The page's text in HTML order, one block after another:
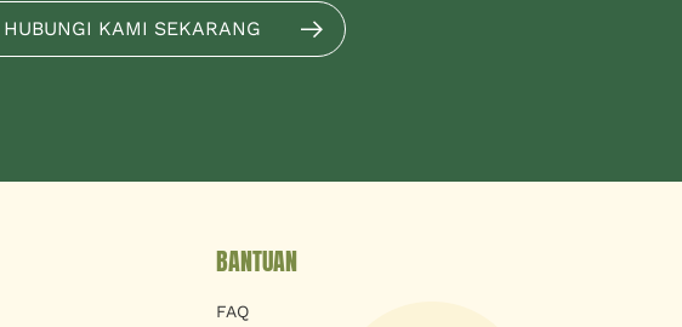
HUBUNGI KAMI SEKARANG
BANTUAN
FAQ